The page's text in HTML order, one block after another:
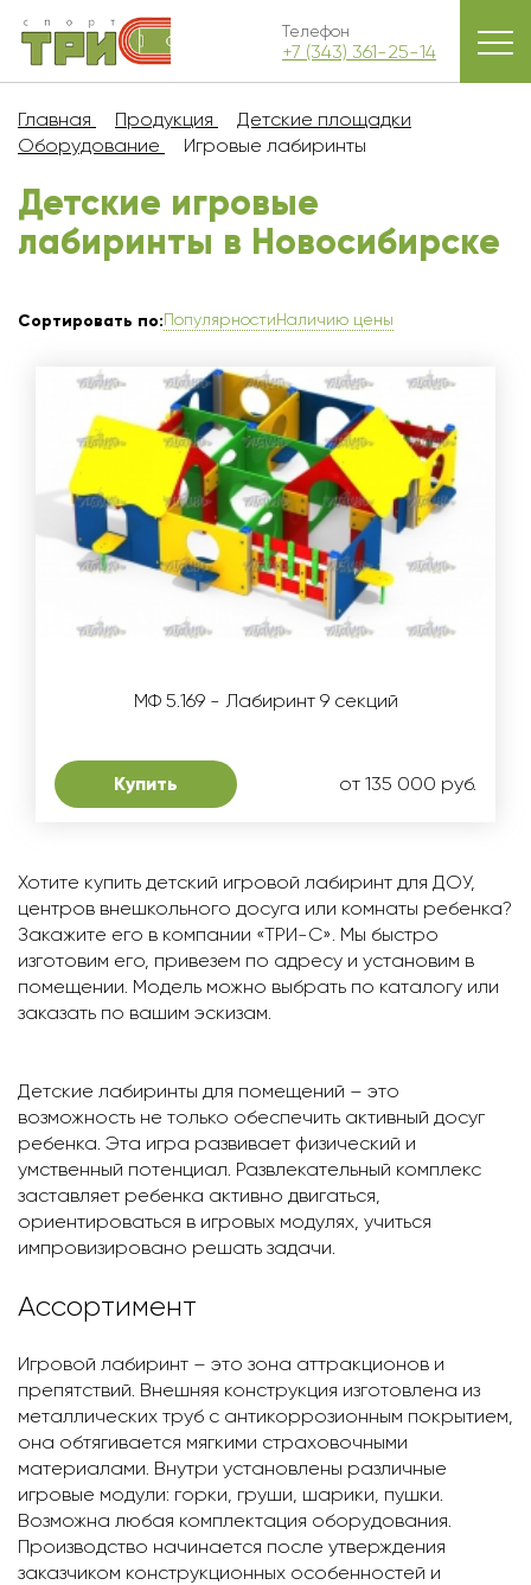
Телефон
+7 (343) 361-25-14
Главная Продукция
Детские площадки
Оборудование
Игровые лабиринты
Детские игровые
лабиринты в Новосибирскe
Сортировать по:ПопулярностиНаличию цены
МФ 5.169 - Лабиринт 9 секций
Купить от 135 000 руб.
Хотите купить детский игровой лабиринт для ДОУ,
центров внешкольного досуга или комнаты ребенка?
Закажите его в компании «ТРИ-С». Мы быстро
изготовим его, привезем по адресу и установим в
помещении. Модель можно выбрать по каталогу или
заказать по вашим эскизам.
Детские лабиринты для помещений – это
возможность не только обеспечить активный досуг
ребенка. Эта игра развивает физический и
умственный потенциал. Развлекательный комплекс
заставляет ребенка активно двигаться,
ориентироваться в игровых модулях, учиться
импровизировано решать задачи.
Ассортимент
Игровой лабиринт – это зона аттракционов и
препятствий. Внешняя конструкция изготовлена из
металлических труб с антикоррозионным покрытием,
она обтягивается мягкими страховочными
материалами. Внутри установлены различные
игровые модули: горки, груши, шарики, пушки.
Возможна любая комплектация оборудования.
Производство начинается после утверждения
заказчиком конструкционных особенностей и